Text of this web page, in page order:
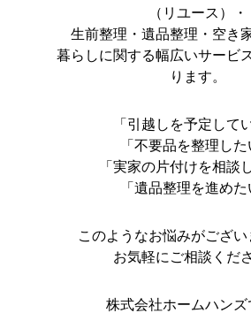
（リユース）・
生前整理・遺品整理・空き
暮らしに関する幅広いサービ
ります。
「引越しを予定して
「不要品を整理した
「実家の片付けを相談
「遺品整理を進めた
このようなお悩みがござい
お気軽にご相談くだ
株式会社ホームハンズ